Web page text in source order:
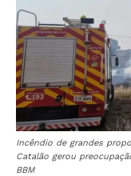
Incêndio de grandes
Catalão gerou
BBM